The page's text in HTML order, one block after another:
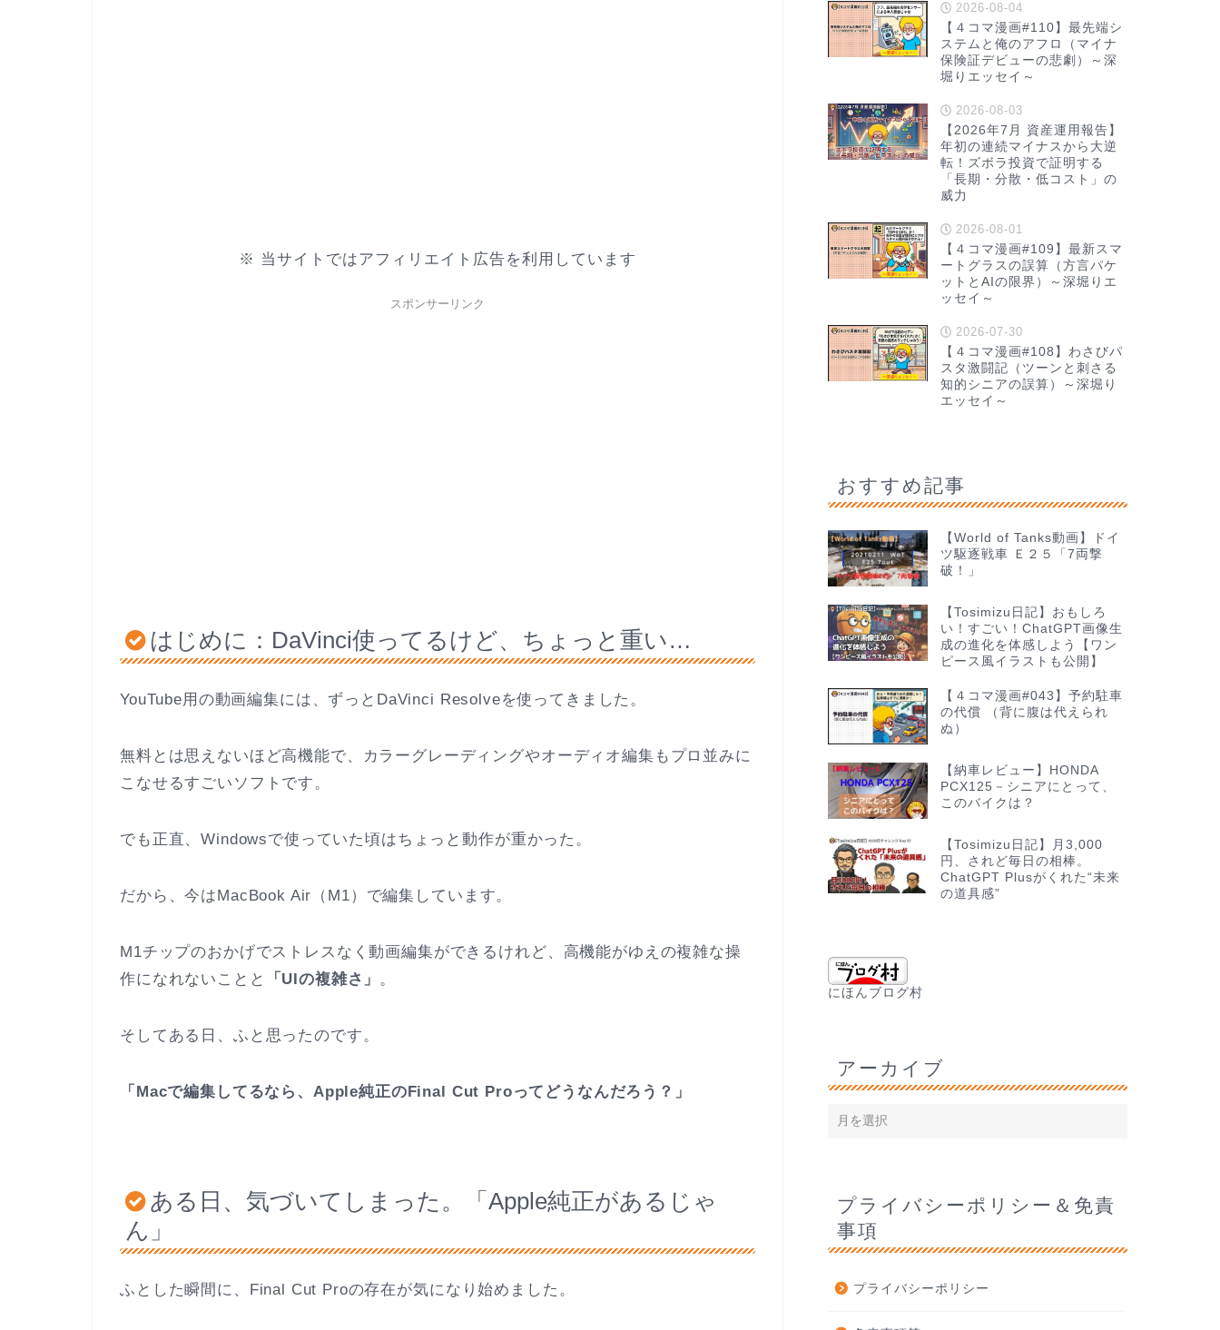
※ 当サイトではアフィリエイト広告を利用しています
スポンサーリンク
はじめに：DaVinci使ってるけど、ちょっと重い…
YouTube用の動画編集には、ずっとDaVinci Resolveを使ってきました。
無料とは思えないほど高機能で、カラーグレーディングやオーディオ編集もプロ並みに
こなせるすごいソフトです。
でも正直、Windowsで使っていた頃はちょっと動作が重かった。
だから、今はMacBook Air（M1）で編集しています。
M1チップのおかげでストレスなく動画編集ができるけれど、高機能がゆえの複雑な操
作になれないことと
「UIの複雑さ」 。
そしてある日、ふと思ったのです。
「Macで編集してるなら、Apple純正のFinal Cut Proってどうなんだろう？」
ある日、気づいてしまった。「Apple純正があるじゃ
ん」
ふとした瞬間に、Final Cut Proの存在が気になり始めました。
2026-08-04
【４コマ漫画#110】最先端シ
ステムと俺のアフロ（マイナ
保険証デビューの悲劇）～深
堀りエッセイ～
2026-08-03
【2026年7月 資産運用報告】
年初の連続マイナスから大逆
転！ズボラ投資で証明する
「長期・分散・低コスト」の
威力
2026-08-01
【４コマ漫画#109】最新スマ
ートグラスの誤算（方言パケ
ットとAIの限界）～深堀りエ
ッセイ～
2026-07-30
【４コマ漫画#108】わさびパ
スタ激闘記（ツーンと刺さる
知的シニアの誤算）～深堀り
エッセイ～
おすすめ記事
【World of Tanks動画】ドイ
ツ駆逐戦車 Ｅ２５「7両撃
破！」
【Tosimizu日記】おもしろ
い！すごい！ChatGPT画像生
成の進化を体感しよう【ワン
ピース風イラストも公開】
【４コマ漫画#043】予約駐車
の代償 （背に腹は代えられ
ぬ）
【納車レビュー】HONDA
PCX125－シニアにとって、
このバイクは？
【Tosimizu日記】月3,000
円、されど毎日の相棒。
ChatGPT Plusがくれた“未来
の道具感”
にほんブログ村
アーカイブ
プライバシーポリシー＆免責
事項
プライバシーポリシー